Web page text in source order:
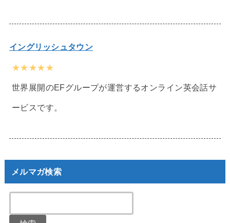
イングリッシュタウン
★★★★★
世界展開のEFグループが運営するオンライン英会話サ
ービスです。
メルマガ検索